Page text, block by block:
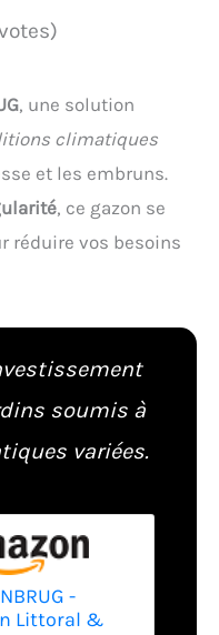
, une solution
climatiques
et les embruns.
, ce gazon se
réduire vos besoins
soumis à
variées.
-
Littoral &